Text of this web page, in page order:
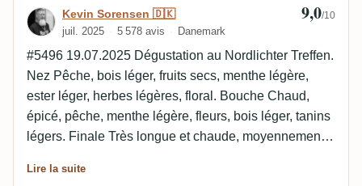
Avis de Kevin Sorensen 🇩🇰
Kevin Sorensen 🇩🇰
juil. 2025 5 578 avis Danemark
9,0/10
#5496 19.07.2025 Dégustation au Nordlichter Treffen.
Nez Pêche, bois léger, fruits secs, menthe légère,
ester léger, herbes légères, floral. Bouche Chaud,
épicé, pêche, menthe légère, fleurs, bois léger, tanins
légers. Finale Très longue et chaude, moyennement
menthe légère.
Lire la suite